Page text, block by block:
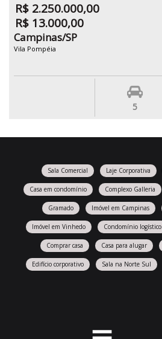
R$ 2.250.000,00
R$ 13.000,00
Campinas/SP
Vila Pompéia
5
Sala Comercial Laje Corporativa
Casa em condomínio Complexo Galleria
Gramado Imóvel em Campinas
Imóvel em Vinhedo Condomínio logístico
Comprar casa Casa para alugar
Edifício corporativo Sala na Norte Sul